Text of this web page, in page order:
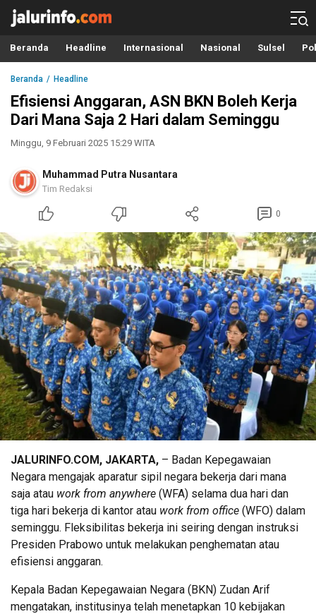
Info Terbaru, Berita Terkini Hari Ini, Jalurinfo.com
Terkini, Akurat dan Terpercaya
Beranda Headline Internasional Nasional Sulsel
Beranda Headline
Efisiensi Anggaran, ASN BKN Boleh Kerja
Dari Mana Saja 2 Hari dalam Seminggu
Minggu, 9 Februari 2025 15:29 WITA
Muhammad Putra Nusantara
Tim Redaksi
0
JALURINFO.COM, JAKARTA, – Badan Kepegawaian
Negara mengajak aparatur sipil negara bekerja dari mana
saja atau work from anywhere (WFA) selama dua hari dan
tiga hari bekerja di kantor atau work from office (WFO) dalam
seminggu. Fleksibilitas bekerja ini seiring dengan instruksi
Presiden Prabowo untuk melakukan penghematan atau
efisiensi anggaran.
Kepala Badan Kepegawaian Negara (BKN) Zudan Arif
mengatakan, institusinya telah menetapkan 10 kebijakan